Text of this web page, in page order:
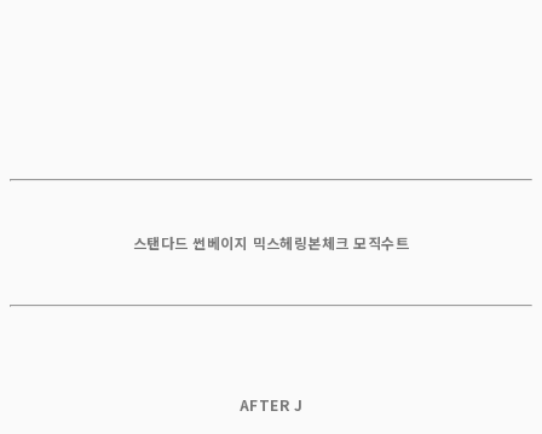
스탠다드 썬베이지 믹스헤링본체크 모직수트
AFTER J